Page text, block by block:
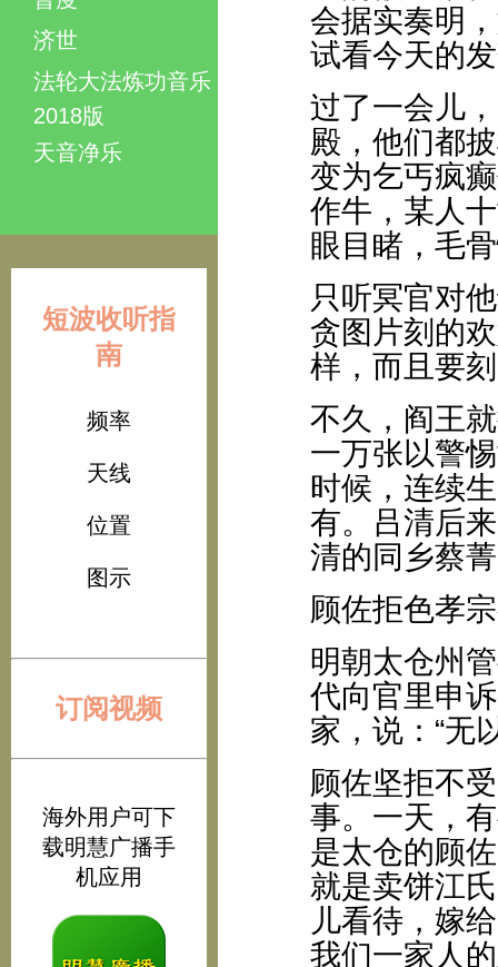
济世
法轮大法炼功音乐
2018版
天音净乐
短波收听指
南
频率
天线
位置
图示
订阅视频
海外用户可下
载明慧广播手
机应用
会据实奏明
试看今天的
过了一会儿
殿，他们都
变为乞丐疯
作牛，某人
眼目睹，毛
只听冥官对
贪图片刻的
样，而且要
不久，阎王
一万张以警
时候，连续
有。吕清后
清的同乡蔡
顾佐拒色孝
明朝太仓州
代向官里申
家，说：“无
顾佐坚拒不
事。一天，
是太仓的顾
就是卖饼江
儿看待，嫁
我们一家人